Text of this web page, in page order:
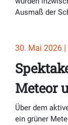
Ausmaß der
30. Mai 2026 |
Meteor
Über dem
ein grüner